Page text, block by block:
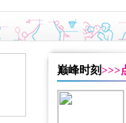
巅峰时刻>>>